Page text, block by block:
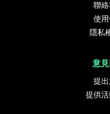
聯
使
隱私
意
提
提供